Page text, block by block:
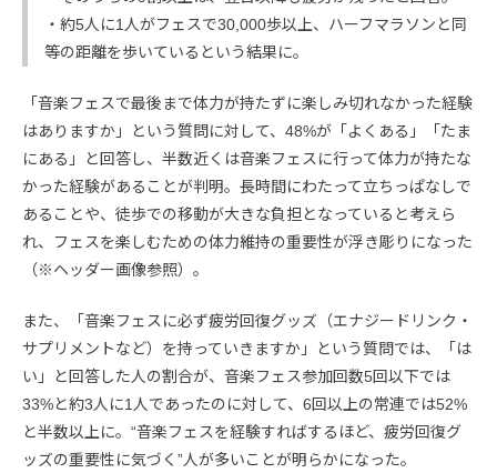
・約5人に1人がフェスで30,000歩以上、ハーフマラソンと同
等の距離を歩いているという結果に。
「音楽フェスで最後まで体力が持たずに楽しみ切れなかった経験
はありますか」という質問に対して、48%が「よくある」「たま
にある」と回答し、半数近くは音楽フェスに行って体力が持たな
かった経験があることが判明。長時間にわたって立ちっぱなしで
あることや、徒歩での移動が大きな負担となっていると考えら
れ、フェスを楽しむための体力維持の重要性が浮き彫りになった
（※ヘッダー画像参照）。
また、「音楽フェスに必ず疲労回復グッズ（エナジードリンク・
サプリメントなど）を持っていきますか」という質問では、「は
い」と回答した人の割合が、音楽フェス参加回数5回以下では
33%と約3人に1人であったのに対して、6回以上の常連では52%
と半数以上に。“音楽フェスを経験すればするほど、疲労回復グ
ッズの重要性に気づく”人が多いことが明らかになった。